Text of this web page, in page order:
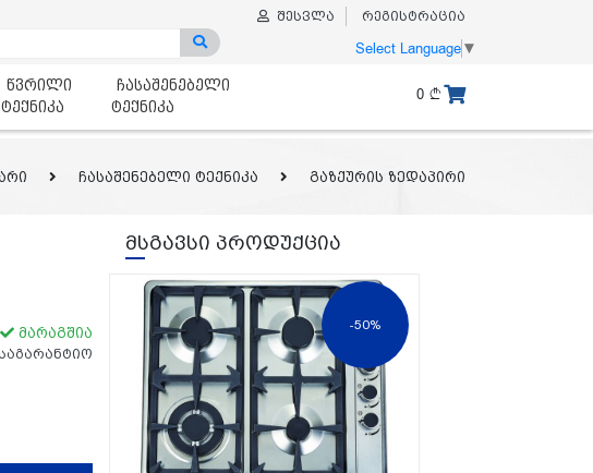
შესვლა რეგისტრაცია
Select Language▼
წვრილი
ტექნიკა
ჩასაშენებელი
ტექნიკა
0
ჩასაშენებელი ტექნიკა გაზქურის ზედაპირი
მარაგშია
მსგავსი პროდუქცია
-50%